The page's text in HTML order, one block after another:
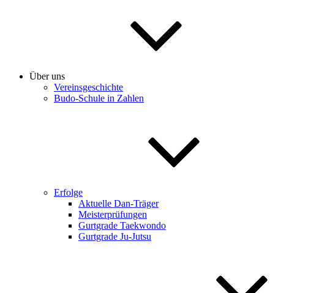
Über uns
Vereinsgeschichte
Budo-Schule in Zahlen
Erfolge
Aktuelle Dan-Träger
Meisterprüfungen
Gurtgrade Taekwondo
Gurtgrade Ju-Jutsu